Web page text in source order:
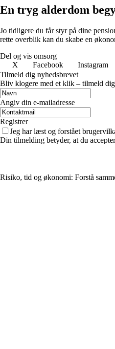
En tryg alderdom
Jo tidligere du får styr på dine
rette overblik kan du skabe en
Del og vis omsorg
X
Facebook Instagram
Tilmeld dig nyhedsbrevet
Bliv klogere med et klik – tilmeld
Angiv din e-mailadresse
Registrer
Jeg har læst og forstået
Din tilmelding betyder, at du
Risiko, tid og økonomi: Forstå